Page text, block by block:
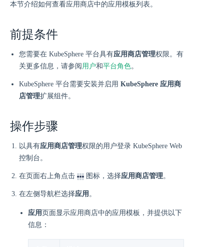
本节介绍如何查看应用商店中的应用模板列表。
前提条件
您需要在 KubeSphere 平台具有应用商店管理权限。有
关更多信息，请参阅 用户和平台角色。
KubeSphere 平台需要安装并启用 KubeSphere 应用商
店管理扩展组件。
操作步骤
以具有应用商店管理权限的用户登录 KubeSphere Web
控制台。
在页面右上角点击 图标，选择应用商店管理。
在左侧导航栏选择应用 。
应用页面显示应用商店中的应用模板，并提供以下
信息：